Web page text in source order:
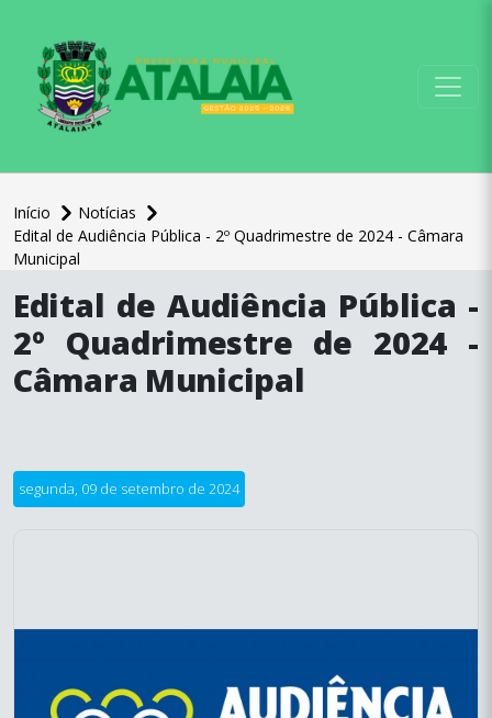
Início
Notícias
Edital de Audiência Pública - 2º Quadrimestre de 2024 - Câmara
Municipal
principal
Edital de Audiência Pública -
2º Quadrimestre de 2024 -
Câmara Municipal
segunda, 09 de setembro de 2024